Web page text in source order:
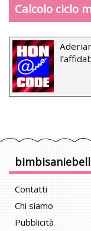
Calcolo ciclo
Contatti
Chi siamo
Pubblicità